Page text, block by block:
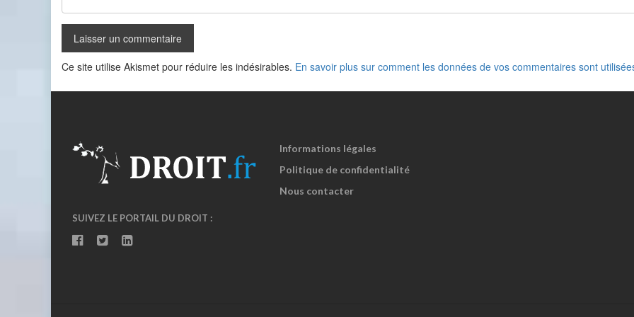
Ce site utilise Akismet pour réduire les indésirables. En savoir plus sur comment les données de vos commentaires sont
SUIVEZ LE PORTAIL DU DROIT :
Informations légales
Politique de confidentialité
Nous contacter